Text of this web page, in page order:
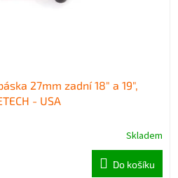
27mm zadní 18" a 19",
- USA
Skladem
Do košíku